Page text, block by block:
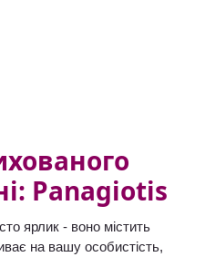
Panagiotis
ярлик - воно містить
на вашу особистість,